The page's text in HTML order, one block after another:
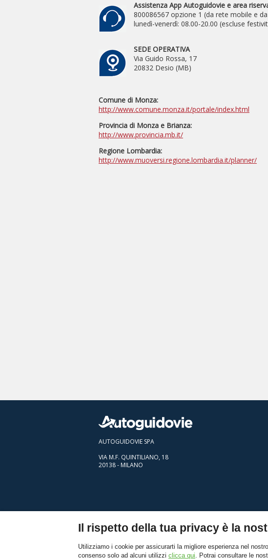
Assistenza App Autoguidovie e area
800086567 opzione 1 (da rete mobile e
lunedì-venerdì: 08.00-20.00 (escluse
SEDE OPERATIVA
Via Guido Rossa, 17
20832 Desio (MB)
Comune di Monza:
http://www.comune.monza.it/portale/index.html
Provincia di Monza e Brianza:
http://www.provincia.mb.it/
Regione Lombardia:
http://www.muoversi.regione.lombardia.it/planner/
AUTOGUIDOVIE SPA
VIA M.F. QUINTILIANO, 18
20138 - MILANO
Il rispetto della tua privacy è la
Utilizziamo i cookie per assicurarti la migliore esperienza nel
consenso solo ad alcuni utilizzi clicca qui. Potrai consultare le